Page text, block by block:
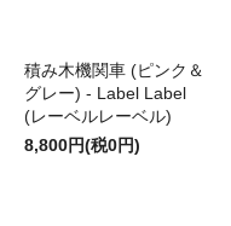
積み木機関車 (ピンク＆
グレー) - Label Label
(レーベルレーベル)
8,800円(税0円)